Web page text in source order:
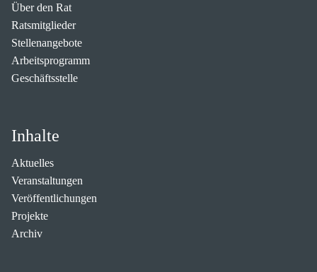
Über den Rat
Ratsmitglieder
Stellenangebote
Arbeitsprogramm
Geschäftsstelle
Inhalte
Aktuelles
Veranstaltungen
Veröffentlichungen
Projekte
Archiv